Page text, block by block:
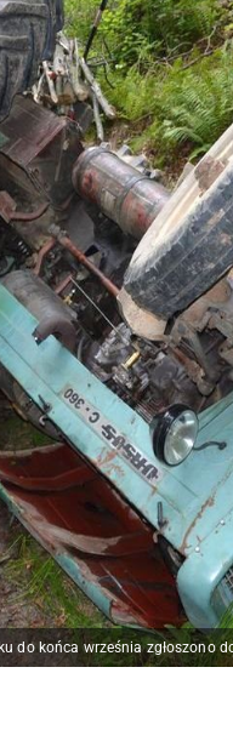
do końca września zgłoszono